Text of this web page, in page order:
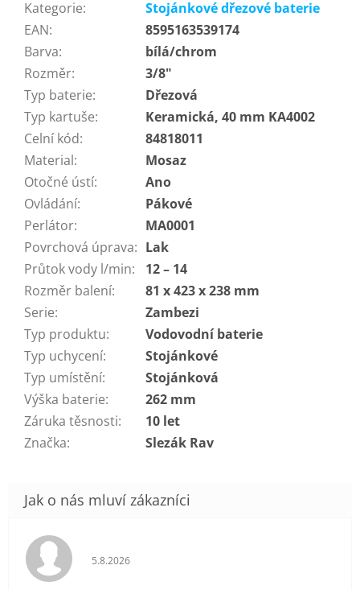
Kategorie:
Stojánkové dřezové baterie
EAN:
8595163539174
Barva:
bílá/chrom
Rozměr:
3/8"
Typ baterie:
Dřezová
Typ kartuše:
Keramická, 40 mm KA4002
Celní kód:
84818011
Material:
Mosaz
Otočné ústí:
Ano
Ovládání:
Pákové
Perlátor:
MA0001
Povrchová úprava: Lak
Průtok vody l/min:
12 – 14
Rozměr balení:
81 x 423 x 238 mm
Serie:
Zambezi
Typ produktu:
Vodovodní baterie
Typ uchycení:
Stojánkové
Typ umístění:
Stojánková
Výška baterie:
262 mm
Záruka těsnosti:
10 let
Značka: Slezák Rav
Hodnocení obchodu je 5 z 5 hvězdiček.
5.8.2026